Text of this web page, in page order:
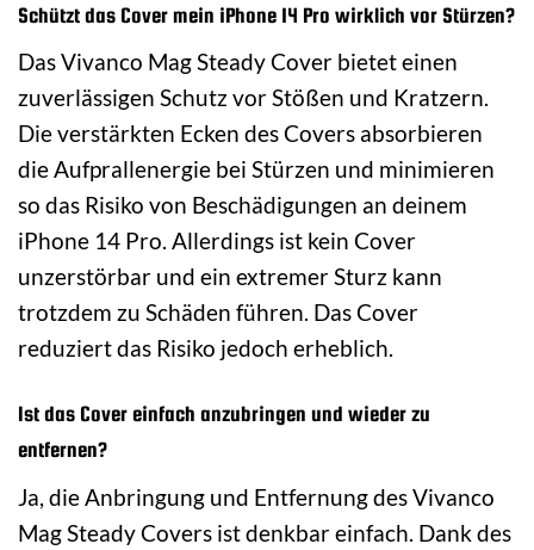
Schützt das Cover mein iPhone 14 Pro wirklich vor Stürzen?
Das Vivanco Mag Steady Cover bietet einen
zuverlässigen Schutz vor Stößen und Kratzern.
Die verstärkten Ecken des Covers absorbieren
die Aufprallenergie bei Stürzen und minimieren
so das Risiko von Beschädigungen an deinem
iPhone 14 Pro. Allerdings ist kein Cover
unzerstörbar und ein extremer Sturz kann
trotzdem zu Schäden führen. Das Cover
reduziert das Risiko jedoch erheblich.
Ist das Cover einfach anzubringen und wieder zu
entfernen?
Ja, die Anbringung und Entfernung des Vivanco
Mag Steady Covers ist denkbar einfach. Dank des